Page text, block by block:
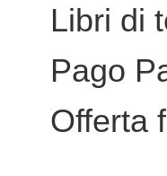
Libri di
Pago
Offerta